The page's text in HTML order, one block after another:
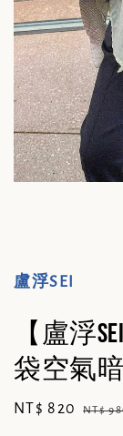
盧浮SEI
【盧浮
袋空氣
Sale
NT$ 820 NT$